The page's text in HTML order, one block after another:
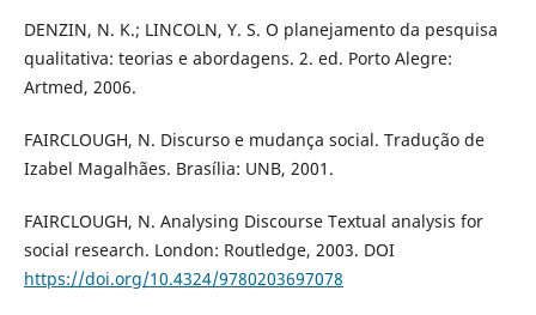
DENZIN, N. K.; LINCOLN, Y. S. O planejamento da pesquisa
qualitativa: teorias e abordagens. 2. ed. Porto Alegre:
Artmed, 2006.
FAIRCLOUGH, N. Discurso e mudança social. Tradução de
Izabel Magalhães. Brasília: UNB, 2001.
FAIRCLOUGH, N. Analysing Discourse Textual analysis for
social research. London: Routledge, 2003. DOI
https://doi.org/10.4324/9780203697078